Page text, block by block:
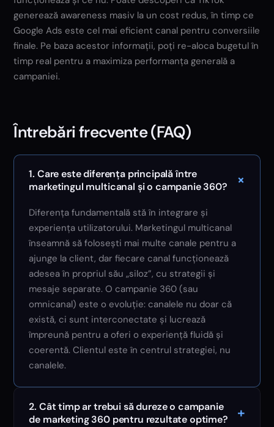
generează awareness masiv la un cost redus, în timp ce
Google Ads este cel mai eficient canal pentru conversiile
finale. Pe baza acestor informații, poți re-aloca bugetul în
timp real pentru a maximiza performanța generală a
campaniei.
Întrebări frecvente (FAQ)
1. Care este diferența principală între
marketingul multicanal și o campanie 360?
+
Diferența fundamentală stă în integrare și
experiența utilizatorului. Marketingul multicanal
înseamnă să folosești mai multe canale pentru a
ajunge la client, dar fiecare canal funcționează
adesea în propriul său „siloz”, cu strategii și
mesaje separate. O campanie 360 (sau
omnicanal) este o evoluție: canalele nu doar că
există, ci sunt interconectate și lucrează
împreună pentru a oferi o experiență fluidă și
coerentă. Clientul este în centrul strategiei, nu
canalele.
2. Cât timp ar trebui să dureze o campanie
de marketing 360 pentru rezultate optime?
+